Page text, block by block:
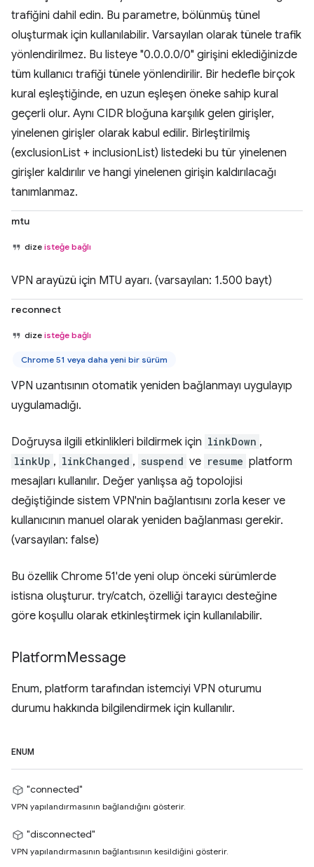
trafiğini dahil edin. Bu parametre, bölünmüş tünel
oluşturmak için kullanılabilir. Varsayılan olarak tünele trafik
yönlendirilmez. Bu listeye "0.0.0.0/0" girişini eklediğinizde
tüm kullanıcı trafiği tünele yönlendirilir. Bir hedefle birçok
kural eşleştiğinde, en uzun eşleşen öneke sahip kural
geçerli olur. Aynı CIDR bloğuna karşılık gelen girişler,
yinelenen girişler olarak kabul edilir. Birleştirilmiş
(exclusionList + inclusionList) listedeki bu tür yinelenen
girişler kaldırılır ve hangi yinelenen girişin kaldırılacağı
tanımlanmaz.
mtu
dize isteğe bağlı
VPN arayüzü için MTU ayarı. (varsayılan: 1.500 bayt)
reconnect
dize isteğe bağlı
Chrome 51 veya daha yeni bir sürüm
VPN uzantısının otomatik yeniden bağlanmayı uygulayıp
uygulamadığı.
Doğruysa ilgili etkinlikleri bildirmek için linkDown ,
linkUp , linkChanged , suspend ve resume platform
mesajları kullanılır. Değer yanlışsa ağ topolojisi
değiştiğinde sistem VPN'nin bağlantısını zorla keser ve
kullanıcının manuel olarak yeniden bağlanması gerekir.
(varsayılan: false)
Bu özellik Chrome 51'de yeni olup önceki sürümlerde
istisna oluşturur. try/catch, özelliği tarayıcı desteğine
göre koşullu olarak etkinleştirmek için kullanılabilir.
PlatformMessage
Enum, platform tarafından istemciyi VPN oturumu
durumu hakkında bilgilendirmek için kullanılır.
ENUM
"connected"
VPN yapılandırmasının bağlandığını gösterir.
"disconnected"
VPN yapılandırmasının bağlantısının kesildiğini gösterir.